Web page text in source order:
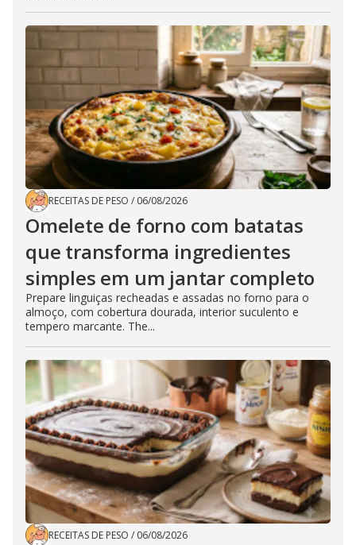
RECEITAS DE PESO / 06/08/2026
Omelete de forno com batatas
que transforma ingredientes
simples em um jantar completo
Prepare linguiças recheadas e assadas no forno para o
almoço, com cobertura dourada, interior suculento e
tempero marcante. The...
RECEITAS DE PESO / 06/08/2026